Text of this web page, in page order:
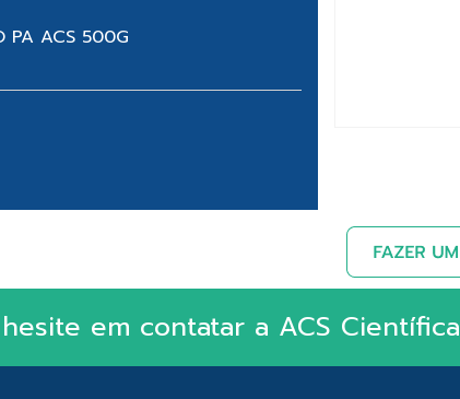
PA ACS 500G
em contatar a ACS Científica